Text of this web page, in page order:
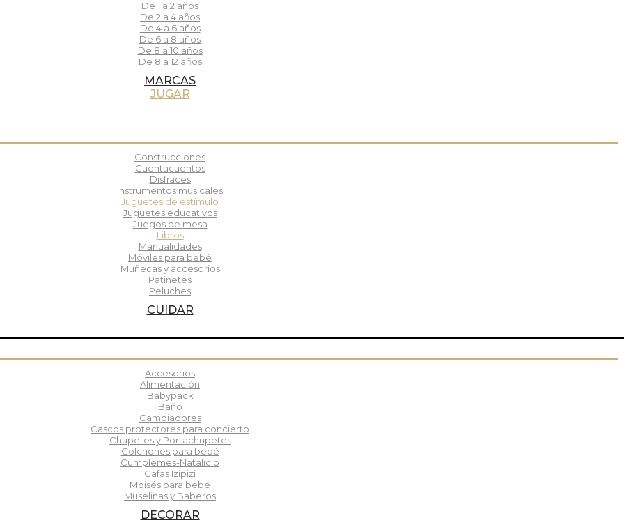
De 1 a 2 años
De 2 a 4 años
De 4 a 6 años
De 6 a 8 años
De 8 a 10 años
De 8 a 12 años
MARCAS
JUGAR
Construcciones
Cuentacuentos
Disfraces
Instrumentos musicales
Juguetes de estímulo
Juguetes educativos
Juegos de mesa
Libros
Manualidades
Móviles para bebé
Muñecas y accesorios
Patinetes
Peluches
CUIDAR
Accesorios
Alimentación
Babypack
Baño
Cambiadores
Cascos protectores para concierto
Chupetes y Portachupetes
Colchones para bebé
Cumplemes-Natalicio
Gafas Izipizi
Moisés para bebé
Muselinas y Baberos
DECORAR